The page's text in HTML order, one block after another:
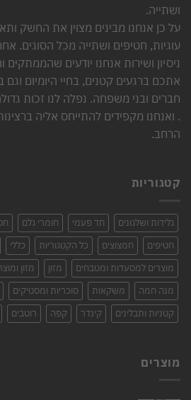
ושתייה.
על כן אנחנו מבינים מצוין את החשק
ניסיון ושירות אנחנו יודעים שהממתקים
אתכם ברגעים קטנים, בחיי היומיום וגם
חברים ובני משפחה. נפלה לנו זכות
. ואנחנו מקפידים להתייחס אליה
הרחב.
קטגוריות
גלידות ושלגונים חד פעמי חומרי גלם
חטיפים
חמצוצים כל הקטגוריות כללי
מוצרים למסעדות ומטבחים
מזון מזון
מנה חמה
משקאות סוכריות ומסטיקים
קטניות ותבלינים
קינדר קפה רוטבים
מוצרים